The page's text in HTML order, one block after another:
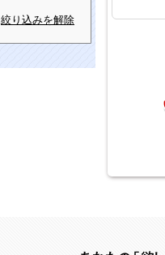
絞り込みを解除